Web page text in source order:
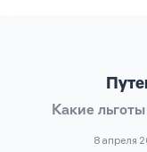
Какие
8 апреля
контакты
займов,